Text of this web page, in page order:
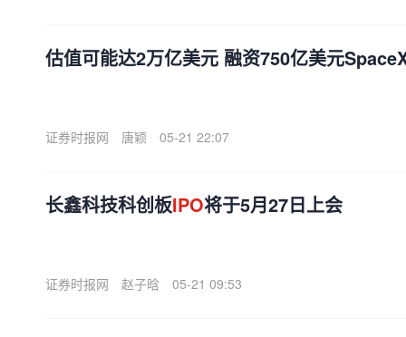
估值可能达2万亿美元 融资750亿美元
证券时报网 唐颖 05-21 22:07
长鑫科技科创板IPO将于5月27日上会
证券时报网 赵子晗 05-21 09:53